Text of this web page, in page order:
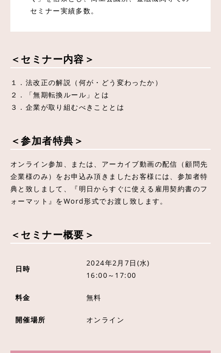
セミナー実績多数。
＜セミナー内容＞
１．法改正の解説（何が・どう変わったか）
２．「無期転換ルール」とは
３．企業が取り組むべきこととは
＜参加者特典＞
オンライン参加、または、アーカイブ動画の配信（顧問先
企業様のみ）をお申込み頂きましたお客様には、参加者特
典と致しまして、『明日からすぐに使える雇用契約書のフ
ォーマット』をWord形式でお渡し致します。
＜セミナー概要＞
日時
2024年2月7日(水)
16:00～17:00
料金 無料
開催場所 オンライン